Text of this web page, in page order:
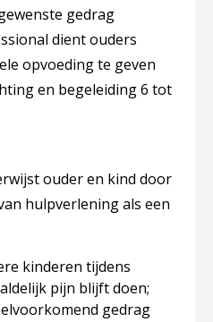
gedrag
dient ouders
opvoeding te geven
en begeleiding 6 tot
ouder en kind door
hulpverlening als een
kinderen tijdens
pijn blijft doen;
gedrag